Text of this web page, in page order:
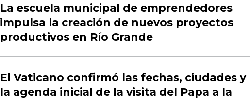
La escuela municipal de emprendedores
impulsa la creación de nuevos proyectos
productivos en Río Grande
El Vaticano confirmó las fechas, ciudades y
la agenda inicial de la visita del Papa a la